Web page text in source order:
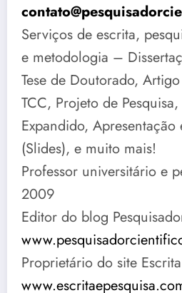
Serviços de escrita,
e metodologia –
Tese de Doutorado,
TCC, Projeto de
Expandido, Apresentação
(Slides), e muito mais!
Professor universitário e
2009
Editor do blog
Proprietário do site